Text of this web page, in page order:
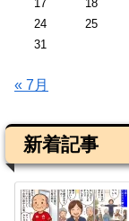
17
18
24
25
31
« 7月
新着記事